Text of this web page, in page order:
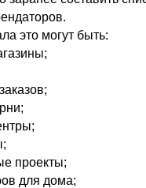
это могут быть:
проекты;
для дома;